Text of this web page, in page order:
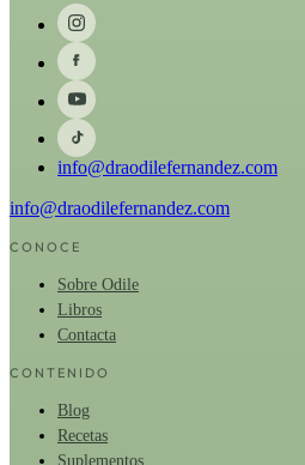
info@draodilefernandez.com
info@draodilefernandez.com
CONOCE
Sobre Odile
Libros
Contacta
CONTENIDO
Blog
Recetas
Suplementos